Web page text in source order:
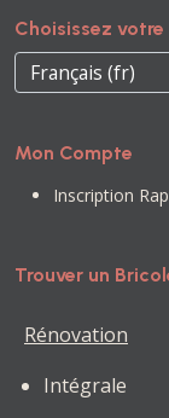
Choisissez votre
Mon Compte
Inscription
Trouver un
Rénovation
Intégrale